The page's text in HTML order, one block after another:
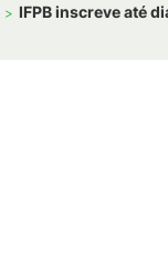
IFPB inscreve até